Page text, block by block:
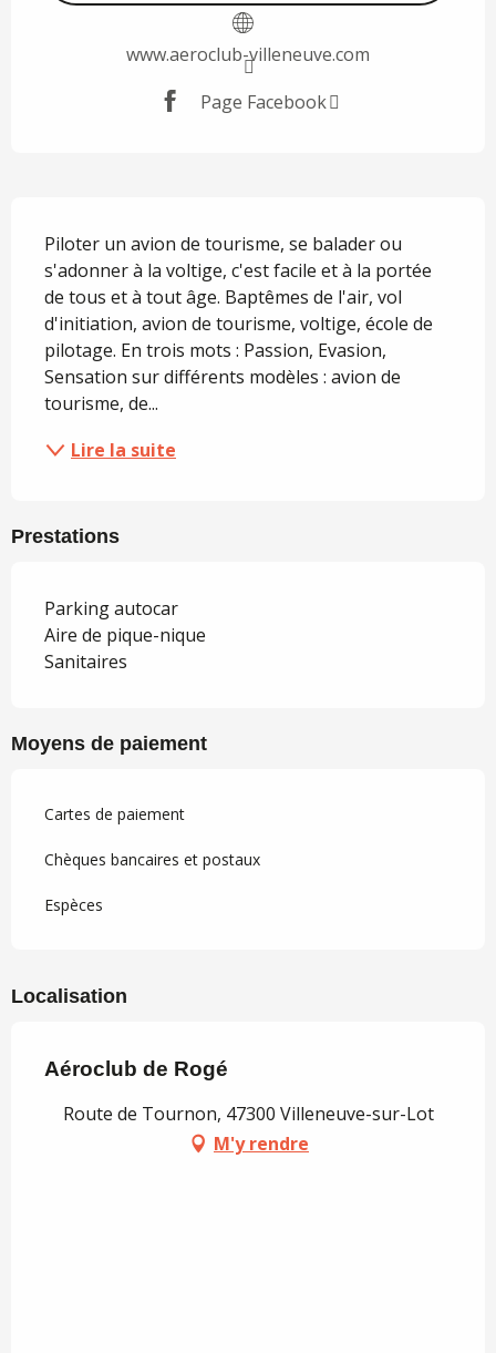
www.aeroclub-villeneuve.com
Page Facebook
Piloter un avion de tourisme, se balader ou
s'adonner à la voltige, c'est facile et à la portée
de tous et à tout âge. Baptêmes de l'air, vol
d'initiation, avion de tourisme, voltige, école de
pilotage. En trois mots : Passion, Evasion,
Sensation sur différents modèles : avion de
tourisme, de...
Lire la suite
Prestations
Parking autocar
Aire de pique-nique
Sanitaires
Moyens de paiement
Cartes de paiement
Chèques bancaires et postaux
Espèces
Localisation
Aéroclub de Rogé
Route de Tournon, 47300 Villeneuve-sur-Lot
M'y rendre